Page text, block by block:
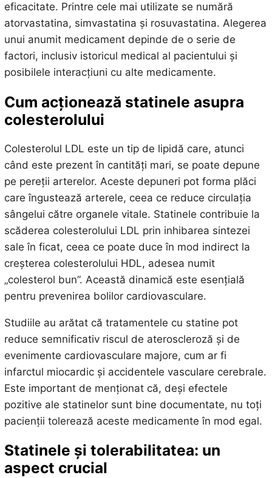
eficacitate. Printre cele mai utilizate se numără
atorvastatina, simvastatina și rosuvastatina. Alegerea
unui anumit medicament depinde de o serie de
factori, inclusiv istoricul medical al pacientului și
posibilele interacțiuni cu alte medicamente.
Cum acționează statinele asupra
colesterolului
Colesterolul LDL este un tip de lipidă care, atunci
când este prezent în cantități mari, se poate depune
pe pereții arterelor. Aceste depuneri pot forma plăci
care îngustează arterele, ceea ce reduce circulația
sângelui către organele vitale. Statinele contribuie la
scăderea colesterolului LDL prin inhibarea sintezei
sale în ficat, ceea ce poate duce în mod indirect la
creșterea colesterolului HDL, adesea numit
„colesterol bun”. Această dinamică este esențială
pentru prevenirea bolilor cardiovasculare.
Studiile au arătat că tratamentele cu statine pot
reduce semnificativ riscul de ateroscleroză și de
evenimente cardiovasculare majore, cum ar fi
infarctul miocardic și accidentele vasculare cerebrale.
Este important de menționat că, deși efectele
pozitive ale statinelor sunt bine documentate, nu toți
pacienții tolerează aceste medicamente în mod egal.
Statinele și tolerabilitatea: un
aspect crucial